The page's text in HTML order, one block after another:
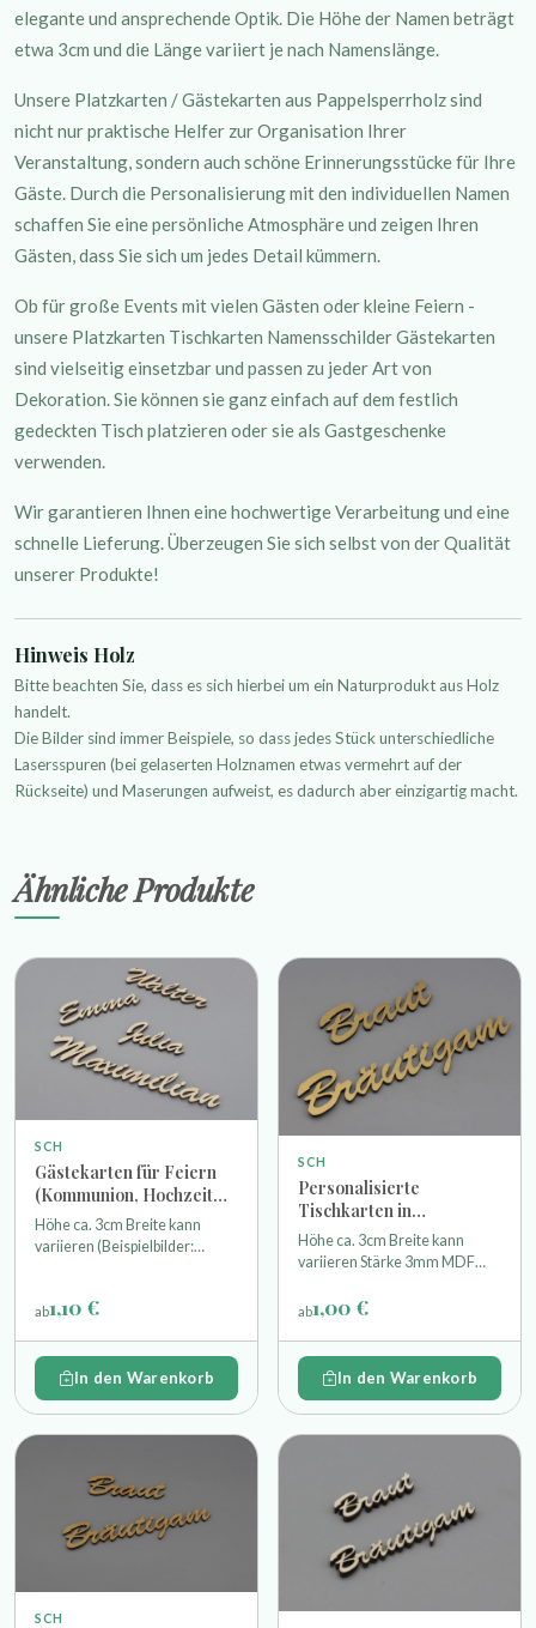
elegante und ansprechende Optik. Die Höhe der Namen beträgt
etwa 3cm und die Länge variiert je nach Namenslänge.
Unsere Platzkarten / Gästekarten aus Pappelsperrholz sind
nicht nur praktische Helfer zur Organisation Ihrer
Veranstaltung, sondern auch schöne Erinnerungsstücke für Ihre
Gäste. Durch die Personalisierung mit den individuellen Namen
schaffen Sie eine persönliche Atmosphäre und zeigen Ihren
Gästen, dass Sie sich um jedes Detail kümmern.
Ob für große Events mit vielen Gästen oder kleine Feiern -
unsere Platzkarten Tischkarten Namensschilder Gästekarten
sind vielseitig einsetzbar und passen zu jeder Art von
Dekoration. Sie können sie ganz einfach auf dem festlich
gedeckten Tisch platzieren oder sie als Gastgeschenke
verwenden.
Wir garantieren Ihnen eine hochwertige Verarbeitung und eine
schnelle Lieferung. Überzeugen Sie sich selbst von der Qualität
unserer Produkte!
Hinweis Holz
Bitte beachten Sie, dass es sich hierbei um ein Naturprodukt aus Holz
handelt.
Die Bilder sind immer Beispiele, so dass jedes Stück unterschiedliche
Lasersspuren (bei gelaserten Holznamen etwas vermehrt auf der
Rückseite) und Maserungen aufweist, es dadurch aber einzigartig macht.
Ähnliche Produkte
SCH
Gästekarten für Feiern
(Kommunion, Hochzeit
usw.) Holz hell
Höhe ca. 3cm Breite kann
variieren (Beispielbilder:
unlackiert
ab1,10 €
In den Warenkorb
SCH
Personalisierte
Tischkarten in
geschwungener Schrift
aus MDF Gold lackiert
Höhe ca. 3cm Breite kann
variieren Stärke 3mm MDF
ab1,00 €
In den Warenkorb
SCH